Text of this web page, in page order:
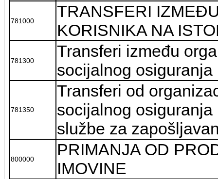
781000
TRANSFERI
KORISNIKA NA
781300
Transferi između
socijalnog osiguranja
781350
Transferi od
socijalnog
službe za
800000
PRIMANJA OD
IMOVINE